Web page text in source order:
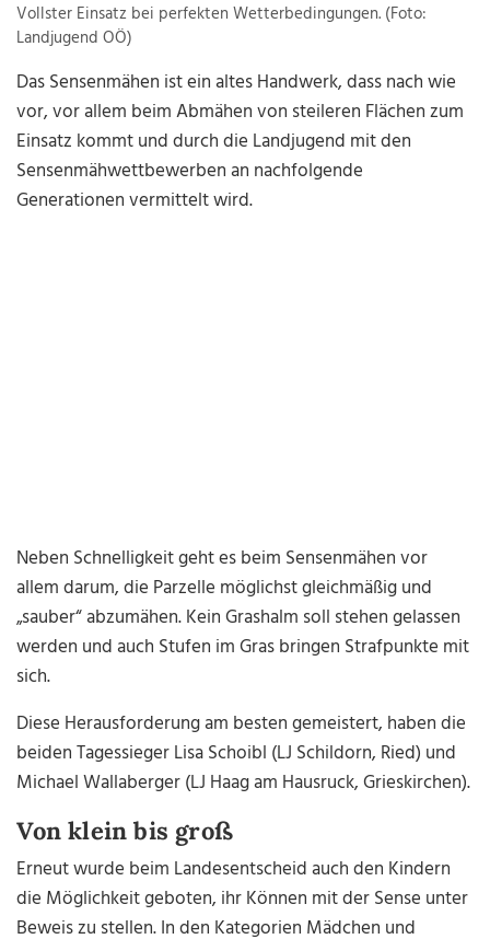
Vollster Einsatz bei perfekten Wetterbedingungen. (Foto:
Landjugend OÖ)
Das Sensenmähen ist ein altes Handwerk, dass nach wie
vor, vor allem beim Abmähen von steileren Flächen zum
Einsatz kommt und durch die Landjugend mit den
Sensenmähwettbewerben an nachfolgende
Generationen vermittelt wird.
Neben Schnelligkeit geht es beim Sensenmähen vor
allem darum, die Parzelle möglichst gleichmäßig und
„sauber“ abzumähen. Kein Grashalm soll stehen gelassen
werden und auch Stufen im Gras bringen Strafpunkte mit
sich.
Diese Herausforderung am besten gemeistert, haben die
beiden Tagessieger Lisa Schoibl (LJ Schildorn, Ried) und
Michael Wallaberger (LJ Haag am Hausruck, Grieskirchen).
Von klein bis groß
Erneut wurde beim Landesentscheid auch den Kindern
die Möglichkeit geboten, ihr Können mit der Sense unter
Beweis zu stellen. In den Kategorien Mädchen und